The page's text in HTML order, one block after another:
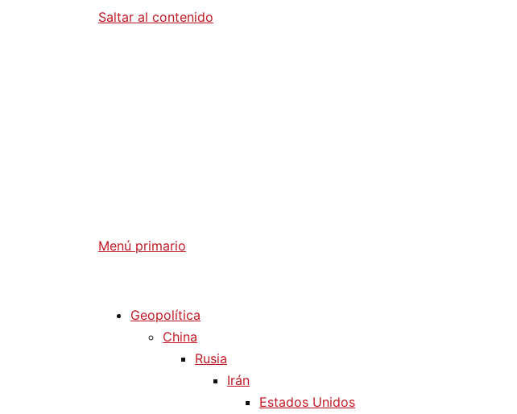
Saltar al contenido
Menú primario
Geopolítica
China
Rusia
Irán
Estados Unidos